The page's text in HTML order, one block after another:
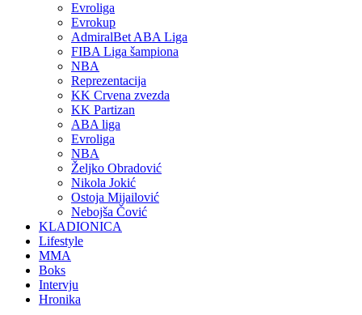
Evroliga
Evrokup
AdmiralBet ABA Liga
FIBA Liga šampiona
NBA
Reprezentacija
KK Crvena zvezda
KK Partizan
ABA liga
Evroliga
NBA
Željko Obradović
Nikola Jokić
Ostoja Mijailović
Nebojša Čović
KLADIONICA
Lifestyle
MMA
Boks
Intervju
Hronika